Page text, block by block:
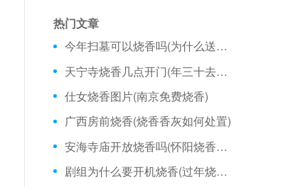
热门文章
今年扫墓可以烧香吗(为什么送灶王爷烧香)
天宁寺烧香几点开门(年三十去大雁塔烧香)
仕女烧香图片(南京免费烧香)
广西房前烧香(烧香香灰如何处置)
安海寺庙开放烧香吗(怀阳烧香今年可以烧吗)
剧组为什么要开机烧香(过年烧香是什么感觉)